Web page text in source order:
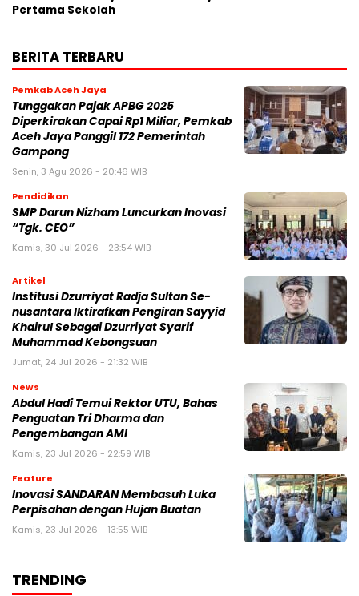
Pertama Sekolah
BERITA TERBARU
Pemkab Aceh Jaya
Tunggakan Pajak APBG 2025
Diperkirakan Capai Rp1 Miliar, Pemkab
Aceh Jaya Panggil 172 Pemerintah
Gampong
Senin, 3 Agu 2026 - 20:46 WIB
Pendidikan
SMP Darun Nizham Luncurkan Inovasi
“Tgk. CEO”
Kamis, 30 Jul 2026 - 23:54 WIB
Artikel
Institusi Dzurriyat Radja Sultan Se-
nusantara Iktirafkan Pengiran Sayyid
Khairul Sebagai Dzurriyat Syarif
Muhammad Kebongsuan
Jumat, 24 Jul 2026 - 21:32 WIB
News
Abdul Hadi Temui Rektor UTU, Bahas
Penguatan Tri Dharma dan
Pengembangan AMI
Kamis, 23 Jul 2026 - 22:59 WIB
Feature
Inovasi SANDARAN Membasuh Luka
Perpisahan dengan Hujan Buatan
Kamis, 23 Jul 2026 - 13:55 WIB
TRENDING